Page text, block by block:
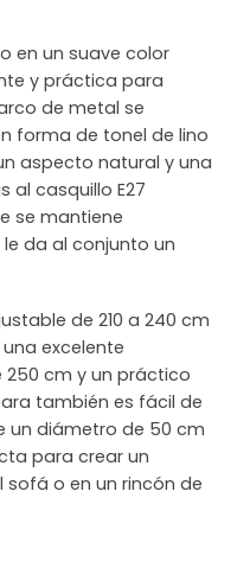
en un suave color
y práctica para
de metal se
forma de tonel de lino
aspecto natural y una
al casquillo E27
se mantiene
da al conjunto un
de 210 a 240 cm
excelente
250 cm y un práctico
también es fácil de
un diámetro de 50 cm
para crear un
o en un rincón de